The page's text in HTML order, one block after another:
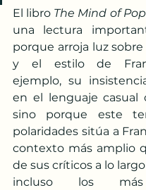
El libro The Mind of
una lectura
porque arroja luz
y el estilo de
ejemplo, su
en el lenguaje casual
sino porque este
polaridades sitúa a
contexto más amplio
de sus críticos a lo
incluso los más